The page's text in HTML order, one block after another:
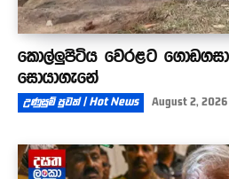
කොල්ලුපිටිය වෙරළට
සොයාගැනේ
උණුසුම් පුවත් | Hot News August 2, 2026